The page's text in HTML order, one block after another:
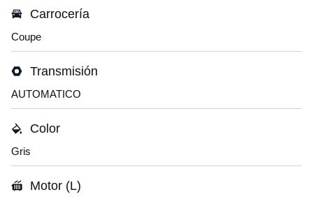
Carrocería
Coupe
Transmisión
AUTOMATICO
Color
Gris
Motor (L)